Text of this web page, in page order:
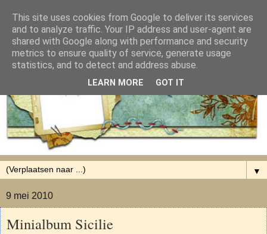
▼
9 mei 2010
Minialbum Sicilie
This site uses cookies from Google to deliver its services
and to analyze traffic. Your IP address and user-agent are
shared with Google along with performance and security
metrics to ensure quality of service, generate usage
statistics, and to detect and address abuse.
LEARN MORE GOT IT